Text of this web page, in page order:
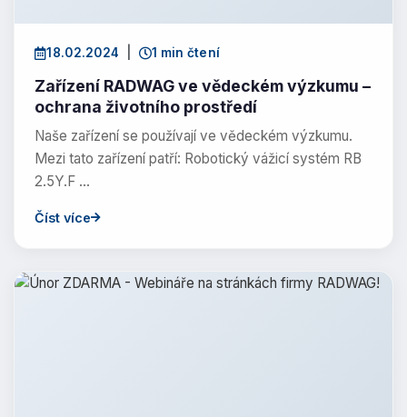
18.02.2024 1 min čtení
Zařízení RADWAG ve vědeckém výzkumu –
ochrana životního prostředí
Naše zařízení se používají ve vědeckém výzkumu.
Mezi tato zařízení patří: Robotický vážicí systém RB
2.5Y.F …
Číst více